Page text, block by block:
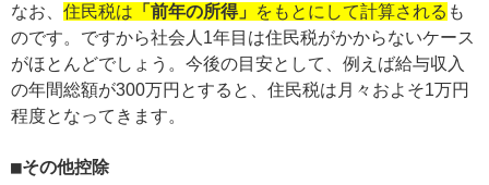
なお、 住民税は 「前年の所得」 をもとにして計算される も
のです。ですから社会人1年目は住民税がかからないケース
がほとんどでしょう。今後の目安として、例えば給与収入
の年間総額が300万円とすると、住民税は月々およそ1万円
程度となってきます。
その他控除